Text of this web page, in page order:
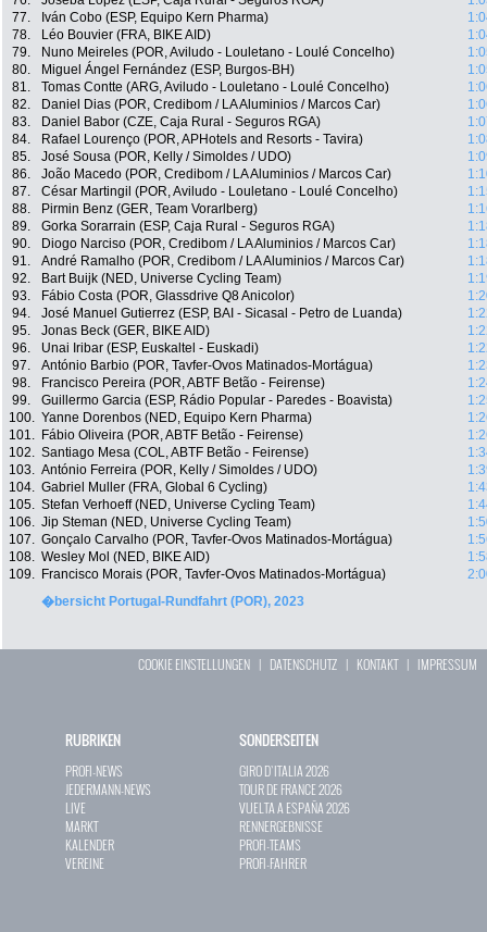
77.
Iván Cobo (ESP, Equipo Kern Pharma)
78.
Léo Bouvier (FRA, BIKE AID)
79.
Nuno Meireles (POR, Aviludo - Louletano - Loulé Concelho)
80.
Miguel Ángel Fernández (ESP, Burgos-BH)
81.
Tomas Contte (ARG, Aviludo - Louletano - Loulé Concelho)
82.
Daniel Dias (POR, Credibom / LA Aluminios / Marcos Car)
83.
Daniel Babor (CZE, Caja Rural - Seguros RGA)
84.
Rafael Lourenço (POR, APHotels and Resorts - Tavira)
85.
José Sousa (POR, Kelly / Simoldes / UDO)
86.
João Macedo (POR, Credibom / LA Aluminios / Marcos Car)
87.
César Martingil (POR, Aviludo - Louletano - Loulé Concelho)
88.
Pirmin Benz (GER, Team Vorarlberg)
89.
Gorka Sorarrain (ESP, Caja Rural - Seguros RGA)
90.
Diogo Narciso (POR, Credibom / LA Aluminios / Marcos Car)
91.
André Ramalho (POR, Credibom / LA Aluminios / Marcos Car)
92.
Bart Buijk (NED, Universe Cycling Team)
93.
Fábio Costa (POR, Glassdrive Q8 Anicolor)
94.
José Manuel Gutierrez (ESP, BAI - Sicasal - Petro de Luanda)
95.
Jonas Beck (GER, BIKE AID)
96.
Unai Iribar (ESP, Euskaltel - Euskadi)
97.
António Barbio (POR, Tavfer-Ovos Matinados-Mortágua)
98.
Francisco Pereira (POR, ABTF Betão - Feirense)
99.
Guillermo Garcia (ESP, Rádio Popular - Paredes - Boavista)
100. Yanne Dorenbos (NED, Equipo Kern Pharma)
101.
Fábio Oliveira (POR, ABTF Betão - Feirense)
102. Santiago Mesa (COL, ABTF Betão - Feirense)
103. António Ferreira (POR, Kelly / Simoldes / UDO)
104. Gabriel Muller (FRA, Global 6 Cycling)
105. Stefan Verhoeff (NED, Universe Cycling Team)
106. Jip Steman (NED, Universe Cycling Team)
107. Gonçalo Carvalho (POR, Tavfer-Ovos Matinados-Mortágua)
108. Wesley Mol (NED, BIKE AID)
109.
Francisco Morais (POR, Tavfer-Ovos Matinados-Mortágua)
�bersicht Portugal-Rundfahrt (POR), 2023
COOKIE EINSTELLUNGEN | DATENSCHUTZ | KONTAKT| IMPRESSUM
RUBRIKEN
PROFI-NEWS
JEDERMANN-NEWS
LIVE
MARKT
KALENDER
VEREINE
SONDERSEITEN
GIRO D`ITALIA 2026
TOUR DE FRANCE 2026
VUELTA A ESPAÑA 2026
RENNERGEBNISSE
PROFI-TEAMS
PROFI-FAHRER